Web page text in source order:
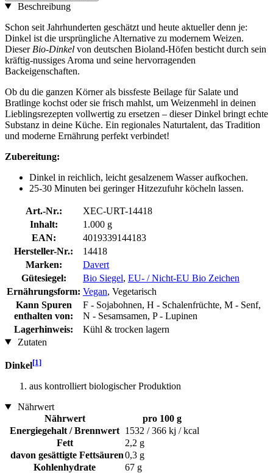
Beschreibung
Schon seit Jahrhunderten geschätzt und heute aktueller denn je:
Dinkel ist die ursprüngliche Alternative zu modernem Weizen.
Dieser Bio-Dinkel von deutschen Bioland-Höfen besticht durch sein
kräftig-nussiges Aroma und seine hervorragenden
Backeigenschaften.
Ob du die ganzen Körner als bissfeste Beilage für Salate und
Bratlinge kochst oder sie frisch mahlst, um Weizenmehl in deinen
Lieblingsrezepten vollwertig zu ersetzen – dieser Dinkel bringt echte
Substanz in deine Küche. Ein regionales Naturtalent, das Tradition
und moderne Ernährung perfekt verbindet!
Zubereitung:
Dinkel in reichlich, leicht gesalzenem Wasser aufkochen.
25-30 Minuten bei geringer Hitzezufuhr köcheln lassen.
Art.-Nr.:
XEC-URT-14418
Inhalt:
1.000 g
EAN:
4019339144183
Hersteller-Nr.:
14418
Marken:
Davert
Gütesiegel:
Bio Siegel, EU- / Nicht-EU Bio Zeichen
Ernährungsform: Vegan, Vegetarisch
Kann Spuren
enthalten von:
F - Sojabohnen, H - Schalenfrüchte, M - Senf,
N - Sesamsamen, P - Lupinen
Lagerhinweis:
Kühl & trocken lagern
Zutaten
Dinkel[1]
aus kontrolliert biologischer Produktion
Nährwert
Nährwert
pro 100 g
Energiegehalt / Brennwert 1532 / 366 kj / kcal
Fett
2,2 g
davon gesättigte Fettsäuren0,3 g
Kohlenhydrate
67 g